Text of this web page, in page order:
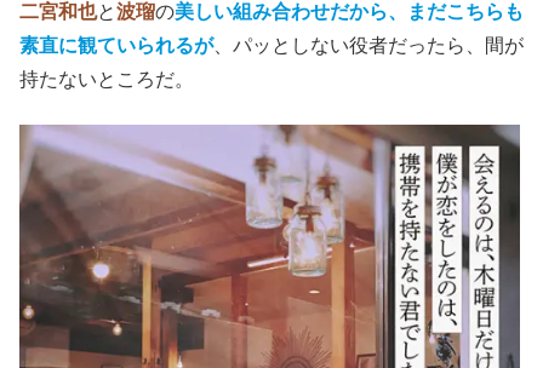
二宮和也と波瑠の美しい組み合わせだから、まだこちらも
素直に観ていられるが、パッとしない役者だったら、間が
持たないところだ。